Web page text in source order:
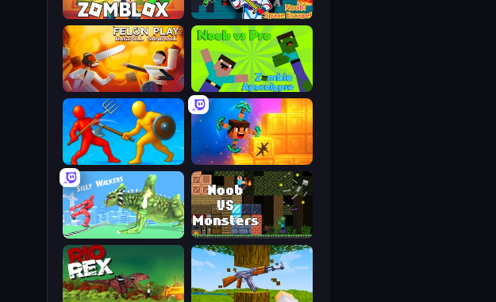
Noob: Space Escape!
Zomblox
Noob vs Pro: Zombie Apocalypse
Felon Play: Ragdoll Sandbox
Merge & Dig!
Epic Sword Battle! Fight in Arena
Noob VS Monsters
Silly Walkers